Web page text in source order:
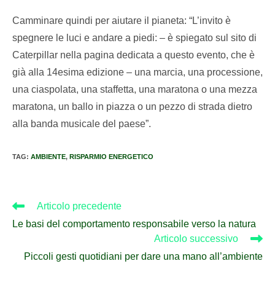
Camminare quindi per aiutare il pianeta: “L’invito è
spegnere le luci e andare a piedi: – è spiegato sul sito di
Caterpillar nella pagina dedicata a questo evento, che è
già alla 14esima edizione – una marcia, una processione,
una ciaspolata, una staffetta, una maratona o una mezza
maratona, un ballo in piazza o un pezzo di strada dietro
alla banda musicale del paese”.
TAG: AMBIENTE, RISPARMIO ENERGETICO
Articolo precedente
Le basi del comportamento responsabile verso la natura
Articolo successivo
Piccoli gesti quotidiani per dare una mano all’ambiente